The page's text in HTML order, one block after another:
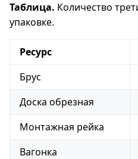
Таблица. Количество
упаковке.
Ресурс
Брус
Доска обрезная
Монтажная рейка
Вагонка